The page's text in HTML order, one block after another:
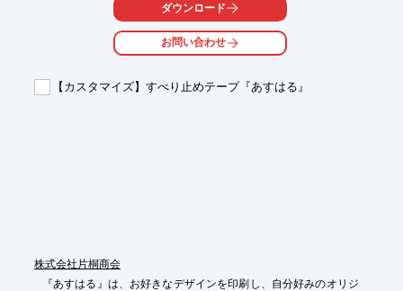
お気軽にお問い合わせ下さい。
【シングルスタンド 特長】
■蝶ネジによる組立式
■収納バッグ付き
ダウンロード
お問い合わせ
【カスタマイズ】すべり止めテープ『あすはる』
株式会社片桐商会
『あすはる』は、お好きなデザインを印刷し、自分好みのオリジ